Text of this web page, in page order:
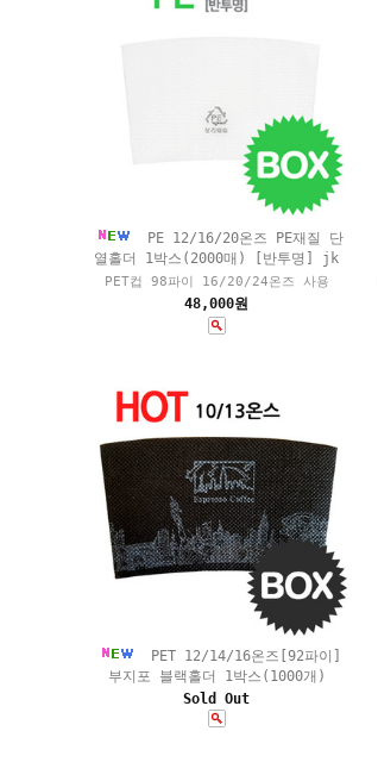
PE 12/16/20온즈 PE재질 단
열홀더 1박스(2000매) [반투명] jk
PET컵 98파이 16/20/24온즈 사용
48,000원
PET 12/14/16온즈[92파이]
부지포 블랙홀더 1박스(1000개)
Sold Out